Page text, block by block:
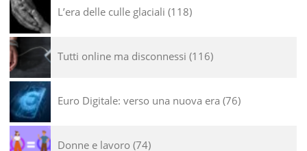
L’era delle culle glaciali 118
Tutti online ma disconnessi 116
Euro Digitale: verso una nuova era 76
Donne e lavoro 74